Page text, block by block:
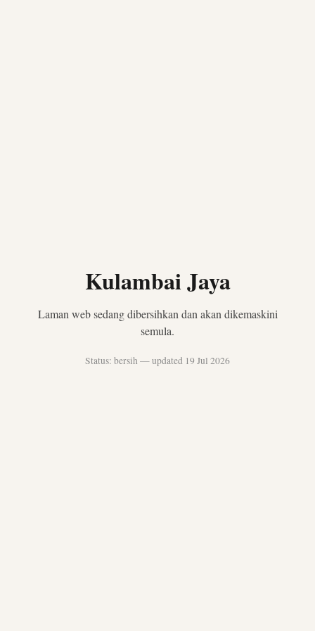
Kulambai Jaya
Laman web sedang dibersihkan dan akan dikemaskini
semula.
Status: bersih — updated 19 Jul 2026